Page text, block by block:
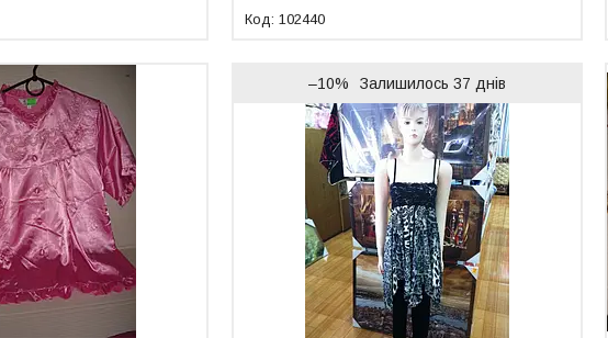
102440
–10% Залишилось 37 днів